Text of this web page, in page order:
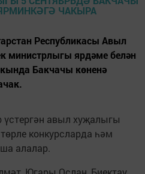
Республикасы Авыл
министрлыгы ярдәме белән
Бакчачы көненә
авыл хуҗалыгы
конкурсларда һәм
алалар.